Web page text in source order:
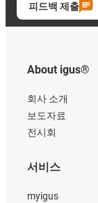
피드백 제출
About igus®
회사 소개
보도자료
전시회
서비스
myigus